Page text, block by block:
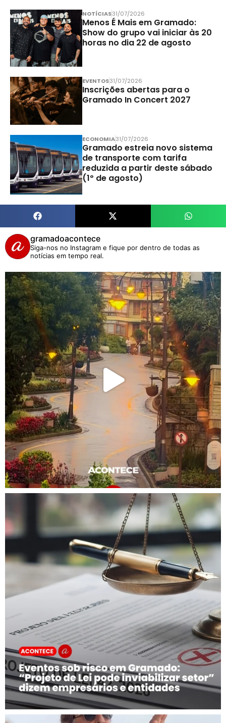
NOTÍCIAS31/07/2026
Menos É Mais em Gramado:
Show do grupo vai iniciar às 20
horas no dia 22 de agosto
EVENTOS31/07/2026
Inscrições abertas para o
Gramado In Concert 2027
ECONOMIA31/07/2026
Gramado estreia novo sistema
de transporte com tarifa
reduzida a partir deste sábado
(1º de agosto)
gramadoacontece
Siga-nos no Instagram e fique por dentro de todas as
notícias em tempo real.